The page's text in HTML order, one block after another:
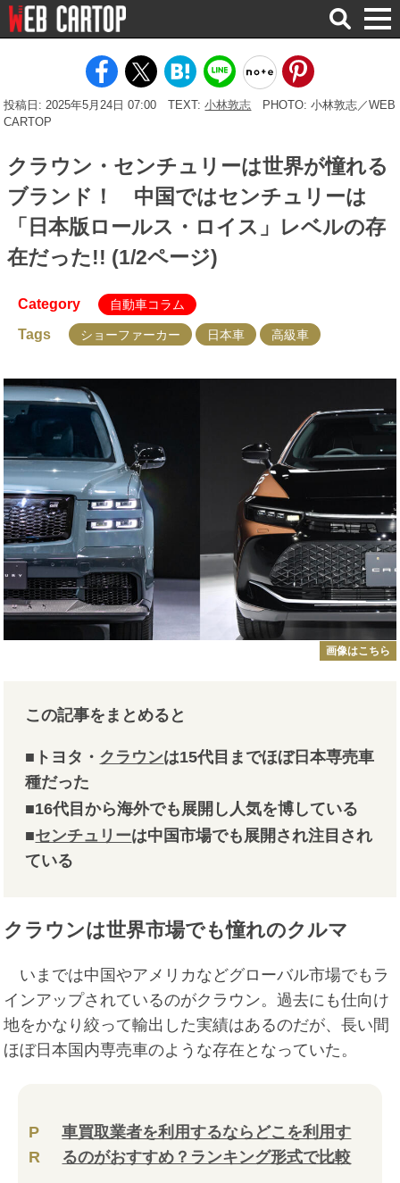
検
索
投稿日: 2025年5月24日 07:00 TEXT:小林敦志
PHOTO: 小林敦志／WEB
CARTOP
クラウン・センチュリーは世界が憧れる
ブランド！ 中国ではセンチュリーは
「日本版ロールス・ロイス」レベルの存
在だった!! (1/2ページ)
Category 自動車コラム
Tags ショーファーカー 日本車 高級車
画像はこちら
この記事をまとめると
■トヨタ・ クラウンは15代目までほぼ日本専売車
種だった
■16代目から海外でも展開し人気を博している
■センチュリーは中国市場でも展開され注目され
ている
クラウンは世界市場でも憧れのクルマ
いまでは中国やアメリカなどグローバル市場でもラ
インアップされているのがクラウン。過去にも仕向け
地をかなり絞って輸出した実績はあるのだが、長い間
ほぼ日本国内専売車のような存在となっていた。
P
R
車買取業者を利用するならどこを利用す
るのがおすすめ？ランキング形式で比較